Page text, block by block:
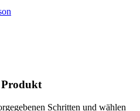
Produkt
Schritten und wählen